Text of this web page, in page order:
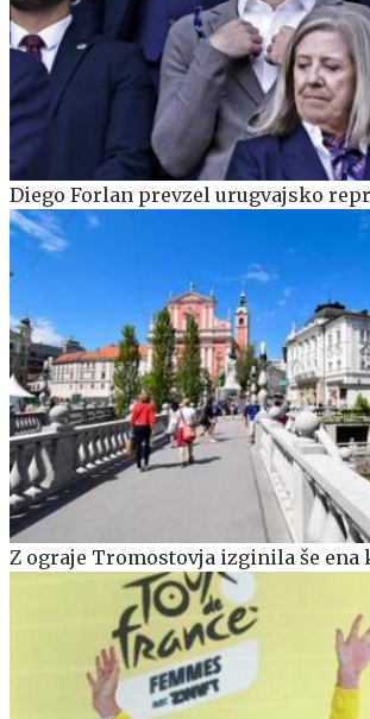
Diego Forlan prevzel urugvajsko
Z ograje Tromostovja izginila še